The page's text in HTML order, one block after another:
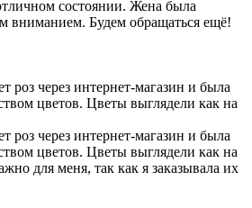
состоянии. Жена была
вниманием. Будем обращаться ещё!
роз через интернет-магазин и была
цветов. Цветы выглядели как на
роз через интернет-магазин и была
цветов. Цветы выглядели как на
для меня, так как я заказывала их